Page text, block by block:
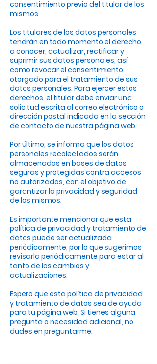
consentimiento previo del titular de los
mismos.
Los titulares de los datos personales
tendrán en todo momento el derecho
a conocer, actualizar, rectificar y
suprimir sus datos personales, así
como revocar el consentimiento
otorgado para el tratamiento de sus
datos personales. Para ejercer estos
derechos, el titular debe enviar una
solicitud escrita al correo electrónico o
dirección postal indicada en la sección
de contacto de nuestra página web.
Por último, se informa que los datos
personales recolectados serán
almacenados en bases de datos
seguras y protegidas contra accesos
no autorizados, con el objetivo de
garantizar la privacidad y seguridad
de los mismos.
Es importante mencionar que esta
política de privacidad y tratamiento de
datos puede ser actualizada
periódicamente, por lo que sugerimos
revisarla periódicamente para estar al
tanto de los cambios y
actualizaciones.
Espero que esta política de privacidad
y tratamiento de datos sea de ayuda
para tu página web. Si tienes alguna
pregunta o necesidad adicional, no
dudes en preguntarme.